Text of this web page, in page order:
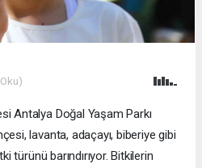
Antalya Doğal Yaşam Parkı
lavanta, adaçayı, biberiye gibi
türünü barındırıyor. Bitkilerin